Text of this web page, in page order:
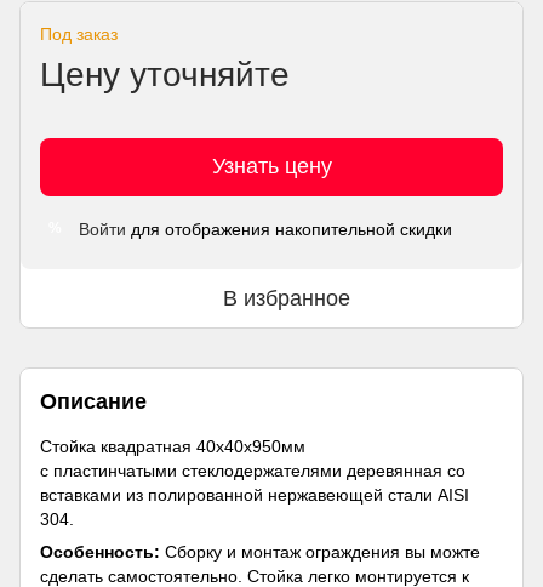
Под заказ
Цену уточняйте
Узнать цену
Войти для отображения накопительной скидки
В избранное
Описание
Стойка квадратная 40х40х950мм
с пластинчатыми стеклодержателями деревянная со
вставками из полированной нержавеющей стали AISI
304.
Особенность: Сборку и монтаж ограждения вы можте
сделать самостоятельно. Стойка легко монтируется к